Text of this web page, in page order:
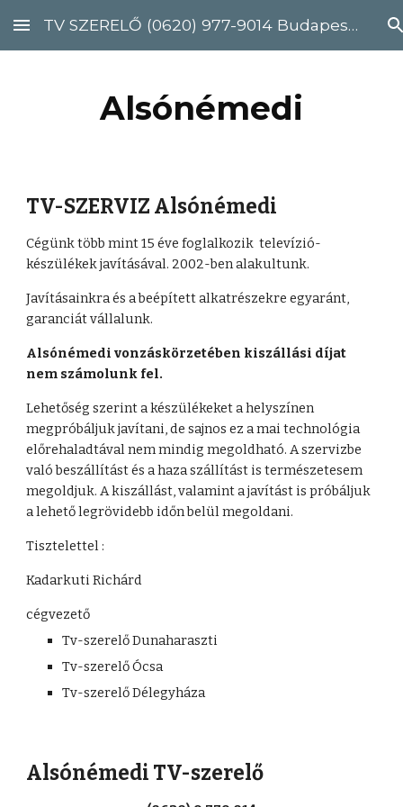
Skip to main content Skip to navigation
TV SZERELŐ (0620) 977-9014 Budapest, Pest megye
Alsónémedi
TV-SZERVIZ Alsónémedi
Cégünk több mint 15 éve foglalkozik  televízió-
készülékek javításával. 2002-ben alakultunk.
Javításainkra és a beépített alkatrészekre egyaránt,
garanciát vállalunk.
Alsónémedi vonzáskörzetében kiszállási díjat
nem számolunk fel.
Lehetőség szerint a készülékeket a helyszínen
megpróbáljuk javítani, de sajnos ez a mai technológia
előrehaladtával nem mindig megoldható. A szervizbe
való beszállítást és a haza szállítást is természetesem
megoldjuk. A kiszállást, valamint a javítást is próbáljuk
a lehető legrövidebb időn belül megoldani.
Tisztelettel :
Kadarkuti Richárd
cégvezető
Tv-szerelő Dunaharaszti
Tv-szerelő Ócsa
Tv-szerelő Délegyháza
Alsónémedi TV-szerelő